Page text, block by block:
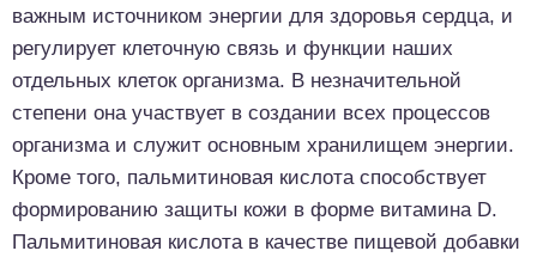
важным источником энергии для здоровья сердца, и
регулирует клеточную связь и функции наших
отдельных клеток организма. В незначительной
степени она участвует в создании всех процессов
организма и служит основным хранилищем энергии.
Кроме того, пальмитиновая кислота способствует
формированию защиты кожи в форме витамина D.
Пальмитиновая кислота в качестве пищевой добавки